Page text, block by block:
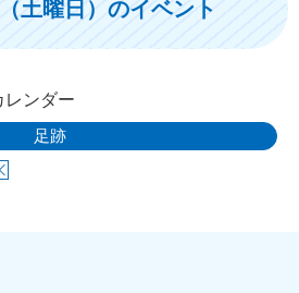
土曜日）のイベント
ンダー
足跡